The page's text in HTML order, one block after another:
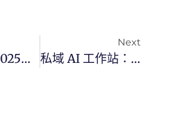
輝達 GTC 2025：AI 正從雲端走進現場
Next
私域 AI 工作站：給長輩的簡單教學